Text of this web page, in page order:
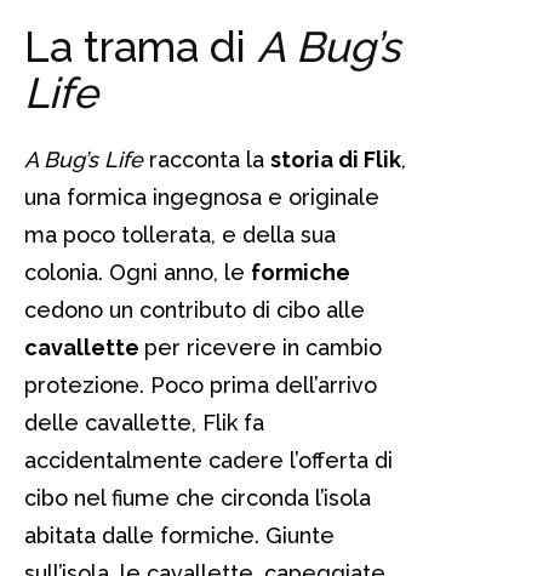
La trama di A Bug’s
Life
A Bug’s Liferacconta la storia di Flik,
una formica ingegnosa e originale
ma poco tollerata, e della sua
colonia. Ogni anno, le formiche
cedono un contributo di cibo alle
cavallette per ricevere in cambio
protezione. Poco prima dell’arrivo
delle cavallette, Flik fa
accidentalmente cadere l’offerta di
cibo nel fiume che circonda l’isola
abitata dalle formiche. Giunte